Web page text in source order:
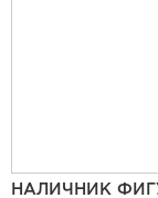
НАЛИЧНИК